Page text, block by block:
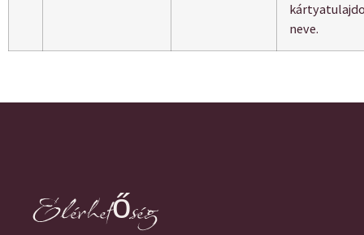
neve.
Elérhetőség